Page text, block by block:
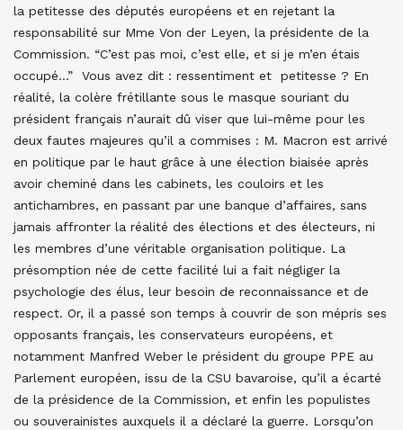
la petitesse des députés européens et en rejetant la
responsabilité sur Mme Von der Leyen, la présidente de la
Commission. “C’est pas moi, c’est elle, et si je m’en étais
occupé…” Vous avez dit : ressentiment et petitesse ? En
réalité, la colère frétillante sous le masque souriant du
président français n’aurait dû viser que lui-même pour les
deux fautes majeures qu’il a commises : M. Macron est arrivé
en politique par le haut grâce à une élection biaisée après
avoir cheminé dans les cabinets, les couloirs et les
antichambres, en passant par une banque d’affaires, sans
jamais affronter la réalité des élections et des électeurs, ni
les membres d’une véritable organisation politique. La
présomption née de cette facilité lui a fait négliger la
psychologie des élus, leur besoin de reconnaissance et de
respect. Or, il a passé son temps à couvrir de son mépris ses
opposants français, les conservateurs européens, et
notamment Manfred Weber le président du groupe PPE au
Parlement européen, issu de la CSU bavaroise, qu’il a écarté
de la présidence de la Commission, et enfin les populistes
ou souverainistes auxquels il a déclaré la guerre. Lorsqu’on